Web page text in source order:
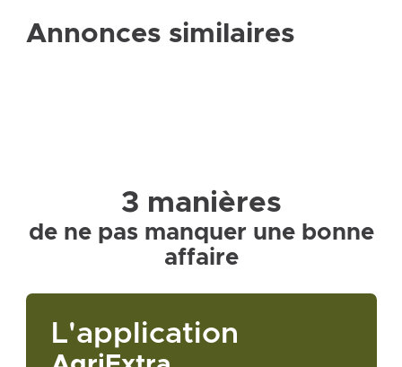
Annonces similaires
3 manières
de ne pas manquer une bonne
affaire
L'application